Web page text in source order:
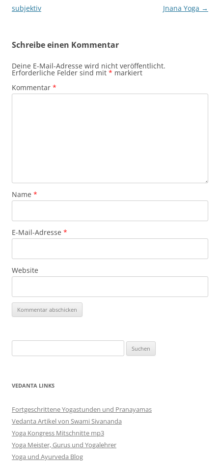
subjektiv
Jnana Yoga →
Schreibe einen Kommentar
Deine E-Mail-Adresse wird nicht veröffentlicht.
Erforderliche Felder sind mit * markiert
Kommentar *
Name *
E-Mail-Adresse *
Website
nach:
VEDANTA LINKS
Fortgeschrittene Yogastunden und Pranayamas
Vedanta Artikel von Swami Sivananda
Yoga Kongress Mitschnitte mp3
Yoga Meister, Gurus und Yogalehrer
Yoga und Ayurveda Blog